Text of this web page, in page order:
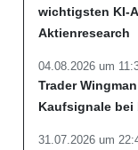
wichtigsten KI-
Aktienresearch
04.08.2026 um
Trader
Kaufsignale
31.07.2026 um